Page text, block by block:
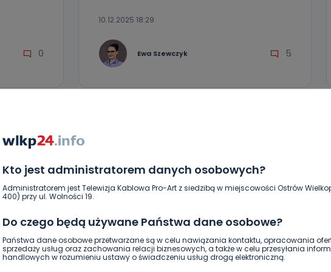
Kto jest administratorem danych osobowych?
Administratorem jest Telewizja Kablowa Pro-Art z siedzibą w miejscowości Ostrów
400) przy ul. Wolności 19.
Do czego będą używane Państwa dane osobowe?
Państwa dane osobowe przetwarzane są w celu nawiązania kontaktu, opracowania
sprzedaży usług oraz zachowania relacji biznesowych, a także w celu przesyłania
handlowych w rozumieniu ustawy o świadczeniu usług drogą elektroniczną.
0
10.12.2025 18:29
Ewa Szewczyk 5
HOT REGION WIADOMOŚCI
Chcą usłyszeć głos pacjenta. Szpital